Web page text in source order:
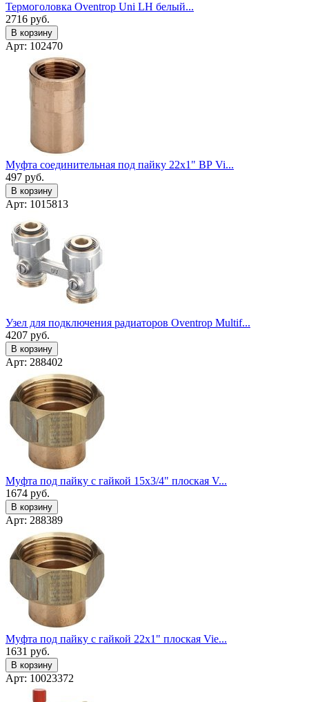
Термоголовка Oventrop Uni LH белый...
2716 руб.
В корзину
Арт: 102470
Муфта соединительная под пайку 22x1" ВР Vi...
497 руб.
В корзину
Арт: 1015813
Узел для подключения радиаторов Oventrop Multif...
4207 руб.
В корзину
Арт: 288402
Муфта под пайку с гайкой 15x3/4" плоская V...
1674 руб.
В корзину
Арт: 288389
Муфта под пайку с гайкой 22x1" плоская Vie...
1631 руб.
В корзину
Арт: 10023372